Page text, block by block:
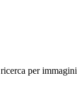
per immagini